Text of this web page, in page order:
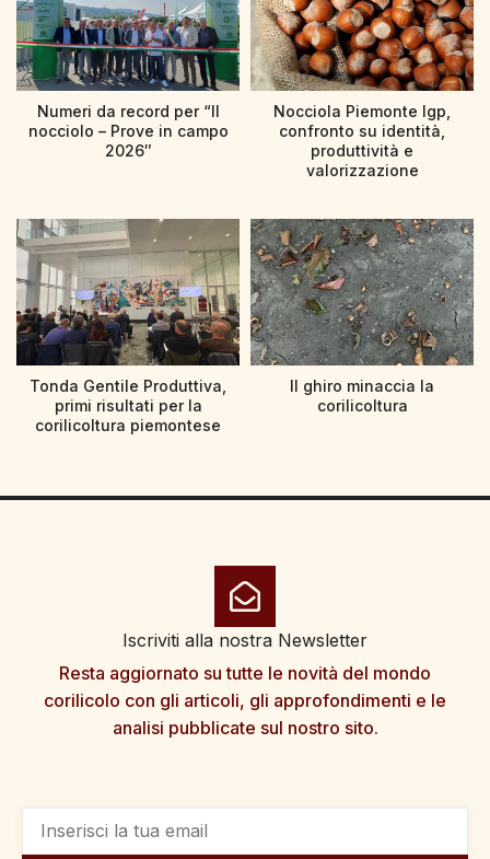
Numeri da record per “Il
nocciolo – Prove in campo
2026″
Nocciola Piemonte Igp,
confronto su identità,
produttività e
valorizzazione
Tonda Gentile Produttiva,
primi risultati per la
corilicoltura piemontese
Il ghiro minaccia la
corilicoltura
Iscriviti alla nostra Newsletter
Resta aggiornato su tutte le novità del mondo
corilicolo con gli articoli, gli approfondimenti e le
analisi pubblicate sul nostro sito.